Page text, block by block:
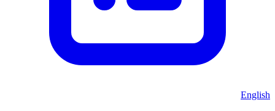
English